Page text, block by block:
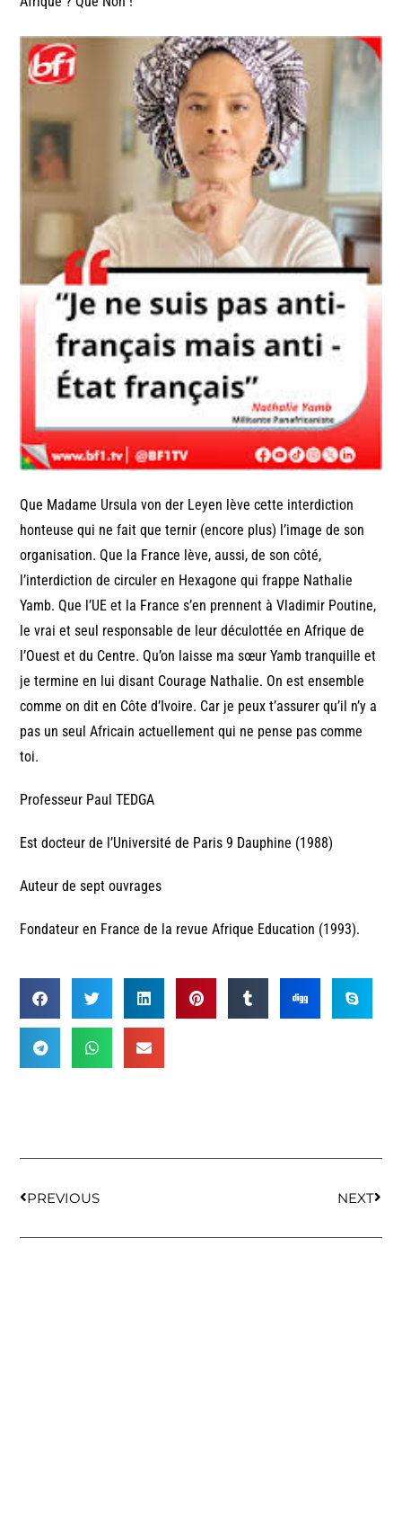
Que Madame Ursula von der Leyen lève cette interdiction
honteuse qui ne fait que ternir (encore plus) l’image de son
organisation. Que la France lève, aussi, de son côté,
l’interdiction de circuler en Hexagone qui frappe Nathalie
Yamb. Que l’UE et la France s’en prennent à Vladimir Poutine,
le vrai et seul responsable de leur déculottée en Afrique de
l’Ouest et du Centre. Qu’on laisse ma sœur Yamb tranquille et
je termine en lui disant Courage Nathalie. On est ensemble
comme on dit en Côte d’Ivoire. Car je peux t’assurer qu’il n’y a
pas un seul Africain actuellement qui ne pense pas comme
toi.
Professeur Paul TEDGA
Est docteur de l’Université de Paris 9 Dauphine (1988)
Auteur de sept ouvrages
Fondateur en France de la revue Afrique Education (1993).
PREVIOUS NEXT